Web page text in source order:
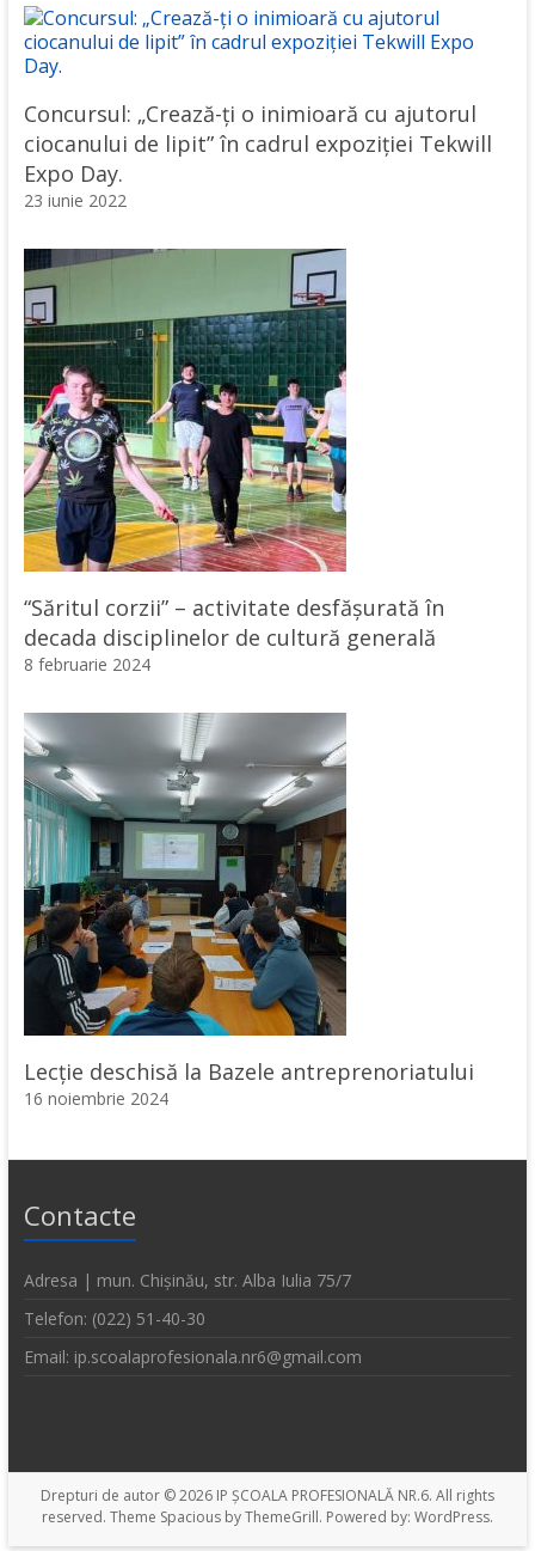
Concursul: „Crează-ți o inimioară cu ajutorul
ciocanului de lipit” în cadrul expoziției Tekwill
Expo Day.
23 iunie 2022
“Săritul corzii” – activitate desfășurată în
decada disciplinelor de cultură generală
8 februarie 2024
Lecție deschisă la Bazele antreprenoriatului
16 noiembrie 2024
Contacte
Adresa | mun. Chișinău, str. Alba Iulia 75/7
Telefon: (022) 51-40-30
Email: ip.scoalaprofesionala.nr6@gmail.com
Drepturi de autor © 2026 IP ȘCOALA PROFESIONALĂ NR.6. All rights
reserved. Theme Spaciousby ThemeGrill. Powered by: WordPress.